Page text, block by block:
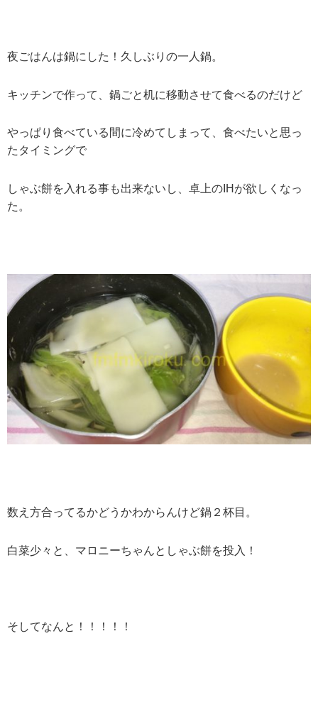
夜ごはんは鍋にした！久しぶりの一人鍋。
キッチンで作って、鍋ごと机に移動させて食べるのだけど
やっぱり食べている間に冷めてしまって、食べたいと思っ
たタイミングで
しゃぶ餅を入れる事も出来ないし、卓上のIHが欲しくなっ
た。
数え方合ってるかどうかわからんけど鍋２杯目。
白菜少々と、マロニーちゃんとしゃぶ餅を投入！
そしてなんと！！！！！